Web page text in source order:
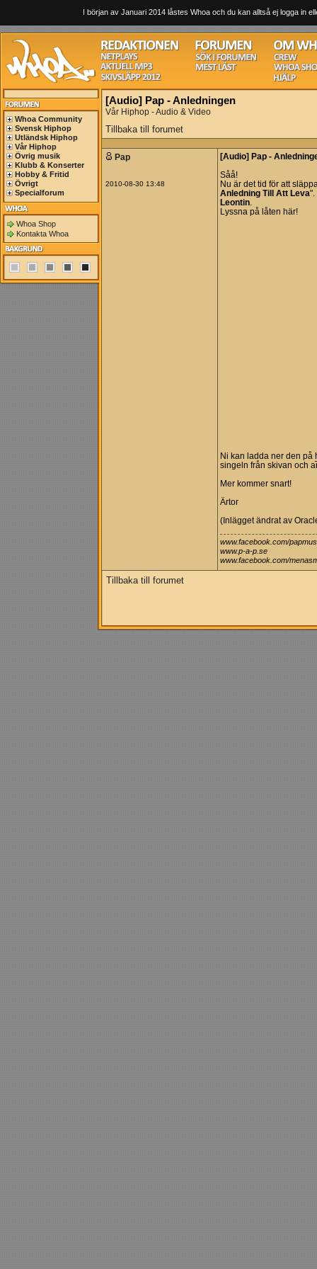
I början av Januari 2014 låstes Whoa och du kan alltså ej logga in
Whoa Community
Svensk Hiphop
Utländsk Hiphop
Vår Hiphop
Övrig musik
Klubb & Konserter
Hobby & Fritid
Övrigt
Specialforum
Whoa Shop
Kontakta Whoa
[Audio] Pap - Anledningen
Vår Hiphop - Audio & Video
Tillbaka till forumet
Pap
2010-08-30 13:48
[Audio] Pap -
Såå!
Nu är det tid för att
Anledning Till Att Leva".
Leontin
Lyssna på låten här!
Ni kan ladda ner den på
singeln från skivan och
Mer kommer snart!
Ärtor
(Inlägget ändrat av
www.facebook.com/
www.p-a-p.se
www.facebook.com/
Tillbaka till forumet